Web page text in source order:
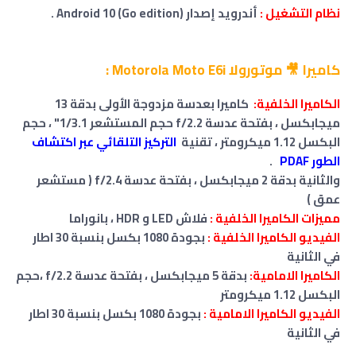
نظام التشغيل :أندرويد إصدار Android 10 (Go edition) .
كاميرا 🎥 موتورولا Motorola Moto E6i :
الكاميرا الخلفية: كاميرا بعدسةمزدوجة
الأولى بدقة 13
ميجابكسل ، بفتحة عدسة f/2.2
حجم المستشعر 1/3.1" ، حجم
البكسل 1.12 ميكرومتر ، تقنية
التركيز التلقائي عبر اكتشاف
الطور PDAF
.
والثانية بدقة2 ميجابكسل ،بفتحة عدسة f/2.4
( مستشعر
عمق )
مميزات الكاميرا الخلفية :فلاش LED و HDR ، بانوراما
الفيديو الكاميرا الخلفية :
بجودة 1080 بكسل بنسبة 30 اطار
في الثانية
الكاميرا الامامية:بدقة5 ميجابكسل ، بفتحة عدسة f/2.2 ،حجم
البكسل 1.12 ميكرومتر
الفيديو الكاميرا الامامية :
بجودة 1080 بكسل بنسبة 30 اطار
في الثانية